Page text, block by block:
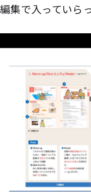
編集で入っていら